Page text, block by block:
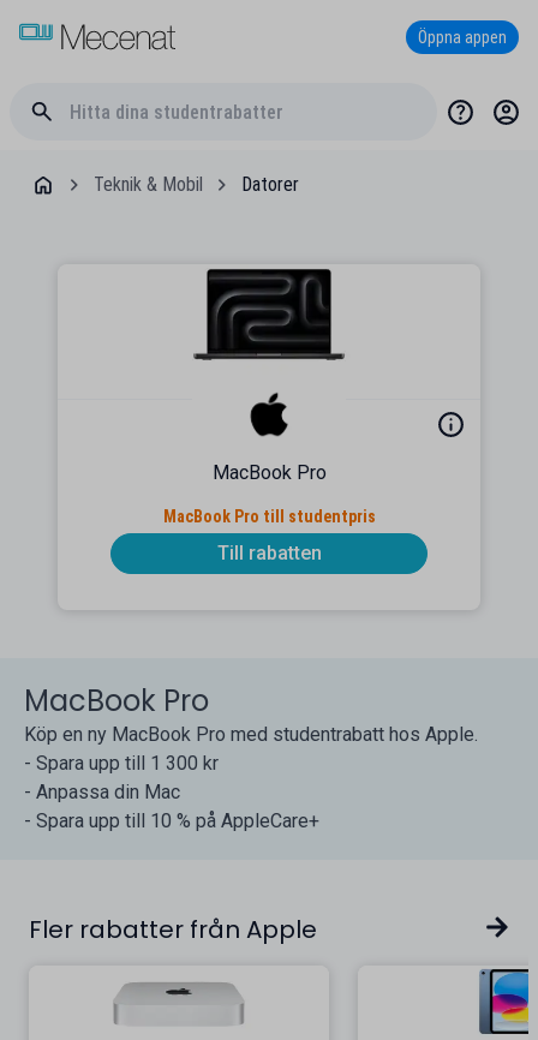
Öppna appen
Teknik & Mobil Datorer
MacBook Pro
MacBook Pro till studentpris
Till rabatten
MacBook Pro
Köp en ny MacBook Pro med studentrabatt hos Apple.
- Spara upp till 1 300 kr
- Anpassa din Mac
- Spara upp till 10 % på AppleCare+
Fler rabatter från Apple